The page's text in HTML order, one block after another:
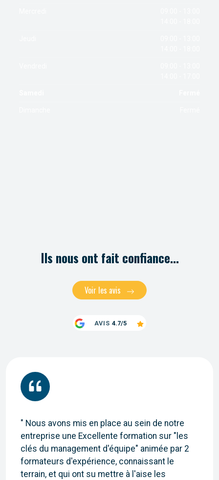
Ils nous ont fait confiance...
Voir les avis
AVIS 4.7/5
" Nous avons mis en place au sein de notre
entreprise une Excellente formation sur "les
clés du management d'équipe" animée par 2
formateurs d'expérience, connaissant le
terrain, et qui ont su mettre à l'aise les